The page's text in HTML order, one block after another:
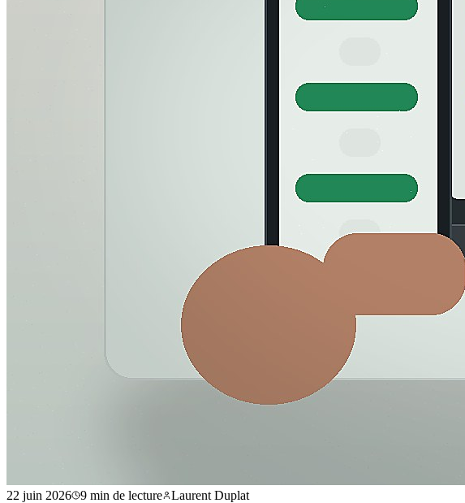
22 juin 2026 9 min de lecture Laurent Duplat